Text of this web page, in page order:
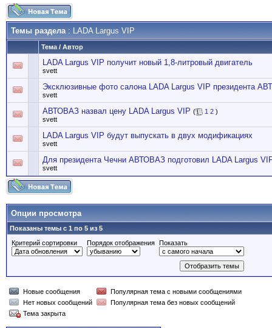
Темы раздела: LADA Largus VIP
Тема / Автор
LADA Largus VIP получит новый 1,8-литровый двигатель
svett
Эксклюзивные фото салона LADA Largus VIP президента
svett
АВТОВАЗ назвал цену LADA Largus VIP ( 1 2 )
svett
LADA Largus VIP будут выпускать в двух модификациях
svett
Для президента Чечни АВТОВАЗ подготовил LADA Largus
svett
Опции просмотра
Показаны темы с 1 по 5 из 5
Критерий сортировки
Порядок отображения Показать
Новые сообщения
Популярная тема с новыми сообщениями
Нет новых сообщений
Популярная тема без новых сообщений
Тема закрыта